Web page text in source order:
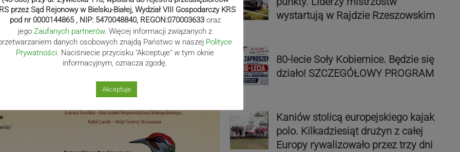
wystartują w Rajdzie Rzeszowskim
80-lecie Soły Kobiernice. Będzie się
działo! SZCZEGÓŁOWY PROGRAM
Kaniów stolicą europejskiego kajak
polo. Kilkadziesiąt drużyn z całej
Europy rywalizowało przez trzy dni
przez Sąd Rejonowy w Bielsku-Białej, Wydział VIII Gospodarczy KRS
pod nr 0000144865 , NIP: 5470048840, REGON:070003633 oraz
jego Zaufanych partnerów. Więcej informacji związanych z
danych osobowych znajdą Państwo w naszej Polityce
Prywatności . Naciśniecie przycisku "Akceptuje" w tym oknie
informacyjnym, oznacza zgodę.
Akceptuje